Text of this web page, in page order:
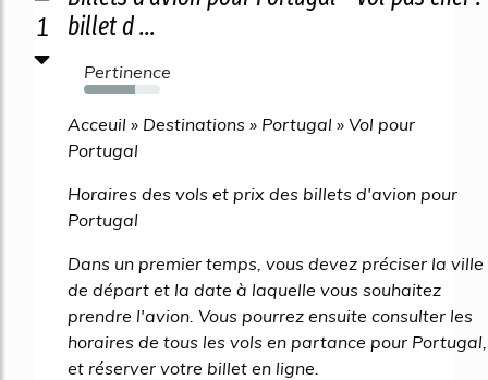
1
billet d ...
Pertinence
67%
Acceuil » Destinations » Portugal » Vol pour
Portugal
Horaires des vols et prix des billets d'avion pour
Portugal
Dans un premier temps, vous devez préciser la ville
de départ et la date à laquelle vous souhaitez
prendre l'avion. Vous pourrez ensuite consulter les
horaires de tous les vols en partance pour Portugal,
et réserver votre billet en ligne.